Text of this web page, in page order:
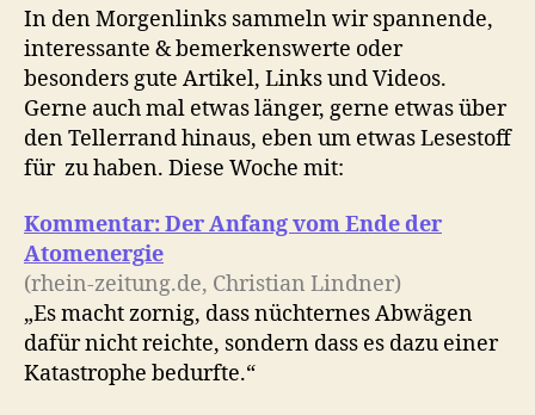
Grundkurs
Marketing
Filmtiteln
In den Morgenlinks sammeln wir spannende,
interessante & bemerkenswerte oder
besonders gute Artikel, Links und Videos.
Gerne auch mal etwas länger, gerne etwas über
den Tellerrand hinaus, eben um etwas Lesestoff
für zu haben. Diese Woche mit:
Kommentar: Der Anfang vom Ende der
Atomenergie
(rhein-zeitung.de, Christian Lindner)
„Es macht zornig, dass nüchternes Abwägen
dafür nicht reichte, sondern dass es dazu einer
Katastrophe bedurfte.“